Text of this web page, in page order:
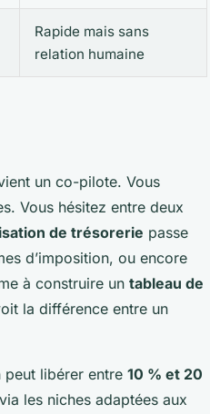
Rapide mais sans
relation humaine
un co-pilote. Vous
Vous hésitez entre deux
de trésorerie passe
d’imposition, ou encore
à construire un tableau de
la différence entre un
peut libérer entre 10 % et 20
les niches adaptées aux